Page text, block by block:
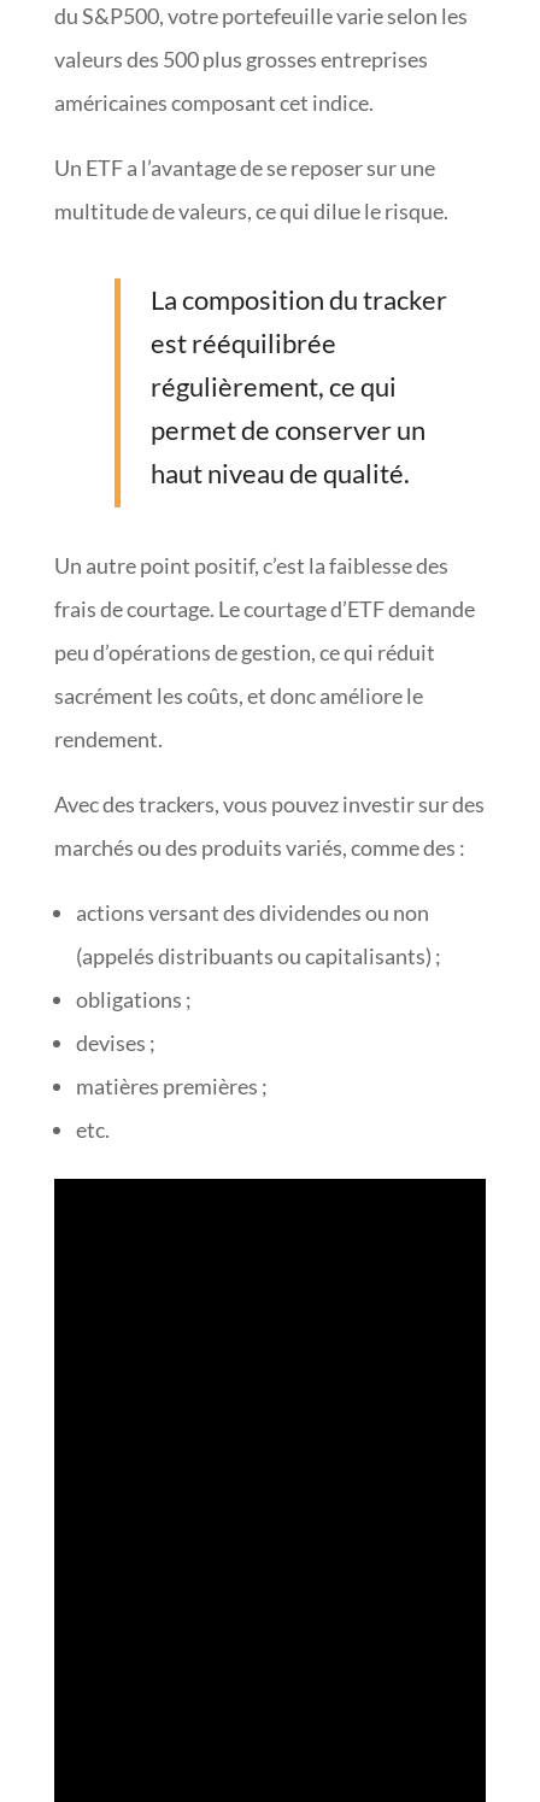
du S&P500, votre portefeuille varie selon les
valeurs des 500 plus grosses entreprises
américaines composant cet indice.
Un ETF a l’avantage de se reposer sur une
multitude de valeurs, ce qui dilue le risque.
La composition du tracker
est rééquilibrée
régulièrement, ce qui
permet de conserver un
haut niveau de qualité.
Un autre point positif, c’est la faiblesse des
frais de courtage. Le courtage d’ETF demande
peu d’opérations de gestion, ce qui réduit
sacrément les coûts, et donc améliore le
rendement.
Avec des trackers, vous pouvez investir sur des
marchés ou des produits variés, comme des :
actions versant des dividendes ou non
(appelés distribuants ou capitalisants) ;
obligations ;
devises ;
matières premières ;
etc.